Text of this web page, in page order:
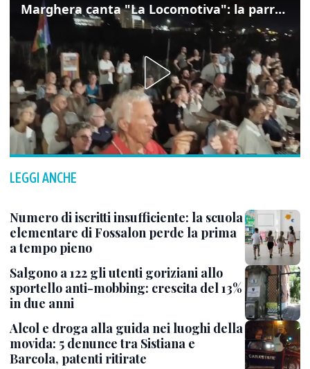
Marghera canta "La Locomotiva": la parrocchia della Cita ricorda Guccini
LEGGI ANCHE
Numero di iscritti insufficiente: la scuola
elementare di Fossalon perde la prima
a tempo pieno
Salgono a 122 gli utenti goriziani allo
sportello anti-mobbing: crescita del 13%
in due anni
Alcol e droga alla guida nei luoghi della
movida: 5 denunce tra Sistiana e
Barcola, patenti ritirate